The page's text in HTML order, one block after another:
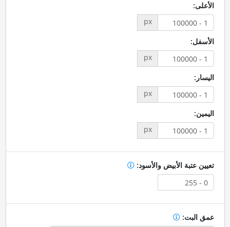
الأعلى:
px
الأسفل:
px
اليسار:
px
اليمين:
px
تعيين عتبة الأبيض والأسود:
عمق البت: